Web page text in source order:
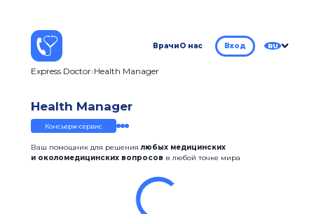
ВрачиО нас Вход RU
Express Doctor Health Manager
Health Manager
Консьерж-сервис
Ваш помощник для решениялюбых медицинских
и околомедицинских вопросов в любой точке мира